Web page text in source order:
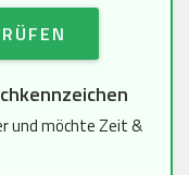
und möchte Zeit &